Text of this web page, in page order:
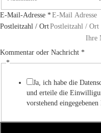
E-Mail-Adresse *
Postleitzahl / Ort
Kommentar oder Nachricht *
Kommentar
*
Ja, ich habe die
und erteile die
vorstehend eingegebenen